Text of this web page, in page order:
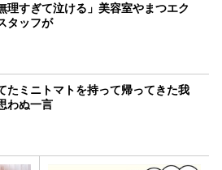
理すぎて泣ける」美容室やまつエク
タッフが
たミニトマトを持って帰ってきた我
わぬ一言